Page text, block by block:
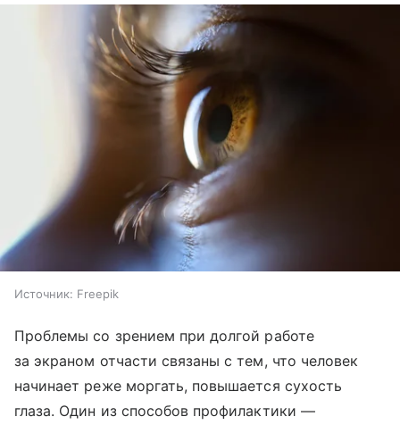
Источник: Freepik
Проблемы со зрением при долгой работе
за экраном отчасти связаны с тем, что человек
начинает реже моргать, повышается сухость
глаза. Один из способов профилактики —